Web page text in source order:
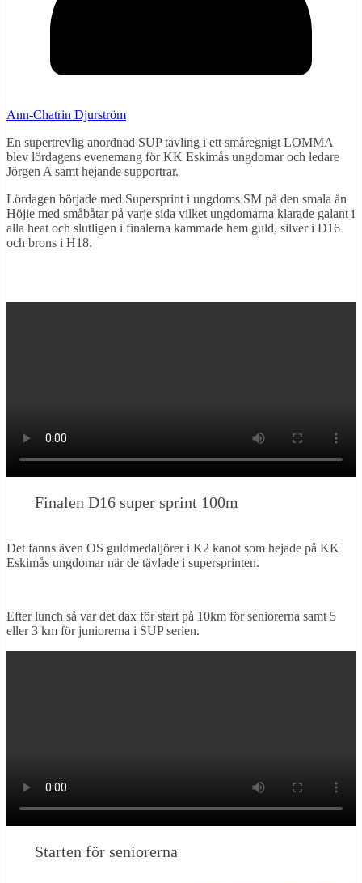
Ann-Chatrin Djurström
En supertrevlig anordnad SUP tävling i ett småregnigt LOMMA
blev lördagens evenemang för KK Eskimås ungdomar och ledare
Jörgen A samt hejande supportrar.
Lördagen började med Supersprint i ungdoms SM på den smala ån
Höjie med småbåtar på varje sida vilket ungdomarna klarade galant i
alla heat och slutligen i finalerna kammade hem guld, silver i D16
och brons i H18.
Finalen D16 super sprint 100m
Det fanns även OS guldmedaljörer i K2 kanot som hejade på KK
Eskimås ungdomar när de tävlade i supersprinten.
Efter lunch så var det dax för start på 10km för seniorerna samt 5
eller 3 km för juniorerna i SUP serien.
Starten för seniorerna